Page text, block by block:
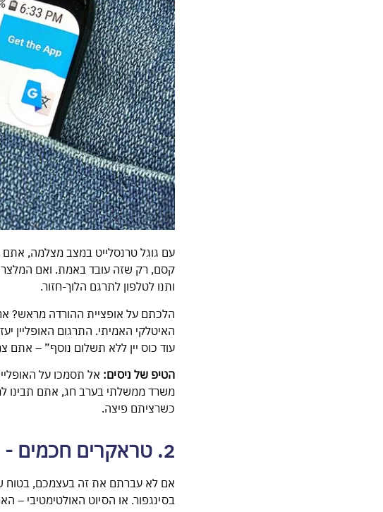
עם גוגל טרנסלייט במצב מצלמה, אתם
קסם, רק שזה עובד באמת. ואם
ותנו לטלפון לתרגם הלוך-חזור.
הלכתם על אופציית ההורדה מראש?
האיטלקי האמיתי. התרגום האופליין
עוד כוס יין ללא תשלום נוסף” – אתם
הטיפ של ניסים: אל תסמכו על
משרד ממשלתי בערב חג, אתם תבינו
כשרציתם פיצה.
2. טראקרים חכמים - המציל הדיגיטלי הפרטי שלכם
אם לא עברתם את זה בעצמכם, בטוח
בסינגפור. או הסיוט האולטימטיבי –